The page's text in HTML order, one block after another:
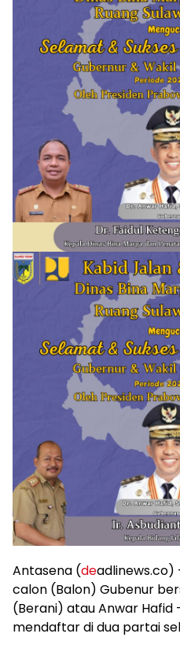
Antasena (deadlinews.co)
calon (Balon) Gubenur
(Berani) atau Anwar Hafid
mendaftar di dua partai